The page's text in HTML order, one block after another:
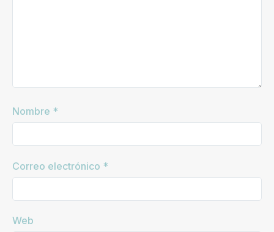
Nombre *
Correo electrónico *
Web